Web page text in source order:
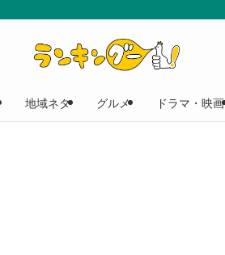
地域ネタ グルメ ドラマ・映画